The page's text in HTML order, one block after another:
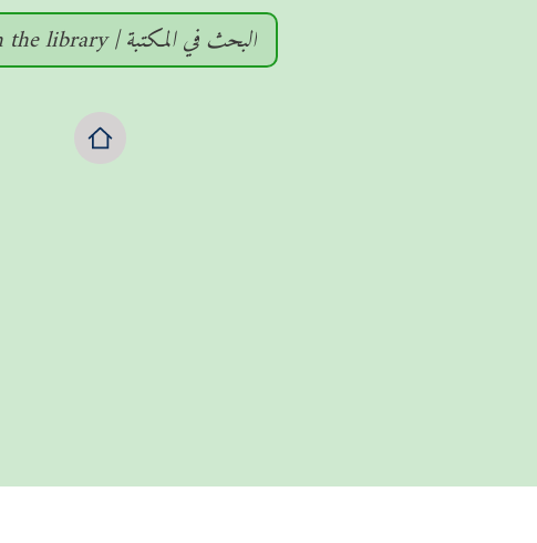
Search the library | البحث في المكتبة